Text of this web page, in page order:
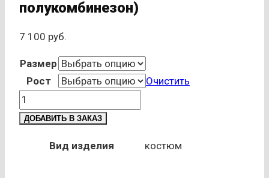
полукомбинезон)
7 100 руб.
Размер
Рост
Очистить
Количество
товара
утепленный
ДОБАВИТЬ В ЗАКАЗ
Вид изделия костюм